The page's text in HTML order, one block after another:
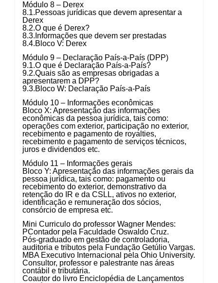
Módulo 8 – Derex
8.1.Pessoas jurídicas que devem apresentar a
Derex
8.2.O que é Derex?
8.3.Informações que devem ser prestadas
8.4.Bloco V: Derex
Módulo 9 – Declaração País-a-País (DPP)
9.1.O que é Declaração País-a-País?
9.2.Quais são as empresas obrigadas a
apresentarem a DPP?
9.3.Bloco W: Declaração País-a-País
Módulo 10 – Informações econômicas
Bloco X: Apresentação das informações
econômicas da pessoa jurídica, tais como:
operações com exterior, participação no exterior,
recebimento e pagamento de royalties,
recebimento e pagamento de serviços técnicos,
juros e dividendos etc.
Módulo 11 – Informações gerais
Bloco Y: Apresentação das informações gerais da
pessoa jurídica, tais como: pagamento ou
recebimento do exterior, demonstrativo da
retenção do IR e da CSLL, ativos no exterior,
identificação e remuneração dos sócios,
consórcio de empresa etc.
Mini Curriculo do professor Wagner Mendes:
PContador pela Faculdade Oswaldo Cruz.
Pós-graduado em gestão de controladoria,
auditoria e tributos pela Fundação Getúlio Vargas.
MBA Executivo Internacional pela Ohio University.
Consultor, professor e palestrante nas áreas
contábil e tributária.
Coautor do livro Enciclopédia de Lançamentos